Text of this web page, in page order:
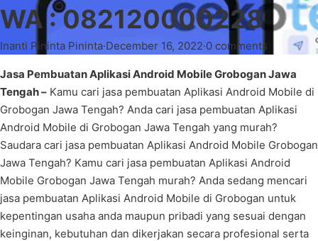
WA : 082120000228
Inanti Pininta Pininta·December 16, 2022·0 comments
Jasa Pembuatan Aplikasi Android Mobile Grobogan Jawa
Tengah – Kamu cari jasa pembuatan Aplikasi Android Mobile di
Grobogan Jawa Tengah? Anda cari jasa pembuatan Aplikasi
Android Mobile di Grobogan Jawa Tengah yang murah?
Saudara cari jasa pembuatan Aplikasi Android Mobile Grobogan
Jawa Tengah? Kamu cari jasa pembuatan Aplikasi Android
Mobile Grobogan Jawa Tengah murah? Anda sedang mencari
jasa pembuatan Aplikasi Android Mobile di Grobogan untuk
kepentingan usaha anda maupun pribadi yang sesuai dengan
keinginan, kebutuhan dan dikerjakan secara profesional serta